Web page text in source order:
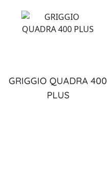
GRIGGIO QUADRA 400
PLUS